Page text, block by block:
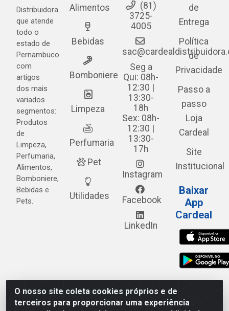
O nosso site coleta cookies próprios e de
terceiros para proporcionar uma experiência
Distribuidora
que atende
todo o
estado de
Pernambuco
com
artigos
dos mais
variados
segmentos:
Produtos
de
Limpeza,
Perfumaria,
Alimentos,
Bomboniere,
Bebidas e
Pets.
Alimentos
Bebidas
Bomboniere
Limpeza
Perfumaria
Pet
Utilidades
(81)
3725-
4005
Seg a
Qui: 08h-
12:30 |
13:30-
18h
Sex: 08h-
12:30 |
13:30-
17h
Instagram
Facebook
LinkedIn
de
Entrega
Política
de
Privacidade
Passo a
passo
Loja
Cardeal
Site
Institucional
Baixar
App
Cardeal
Cardeal Distribuidora - Estrada Alto do Moura, 582 - Alto
do Moura - Caruaru/PE - CEP 55.040-120 - CNPJ